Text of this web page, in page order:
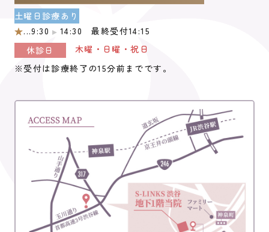
RSウィルス母子免疫ワクチンはじめます
2024.09.30
お知らせ
オンライン診療における「保険診療」終了のお知らせ
2024.07.16
お知らせ
子宮頸がん予防ワクチンのキャッチアップ接種の期限について
2024.06.11
お知らせ
目黒区子宮がん検診を受診される方へ
2024.02.16
お知らせ
オンライン診療 土曜日終了のお知らせ
土曜日診療あり
★...9:30
14:30 最終受付14:15
休診日
木曜・日曜・祝日
※受付は診療終了の15分前までです。